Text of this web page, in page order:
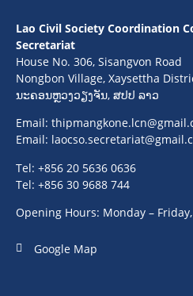
Lao Civil Society Coordination
Secretariat
House No. 306, Sisangvon Road
Nongbon Village, Xaysettha
ນະຄອນຫຼວງວຽງຈັນ, ສປປ ລາວ
Email:
Email:
Tel: +856 20 5636 0636
Tel: +856 30 9688 744
Opening Hours: Monday –
Google Map